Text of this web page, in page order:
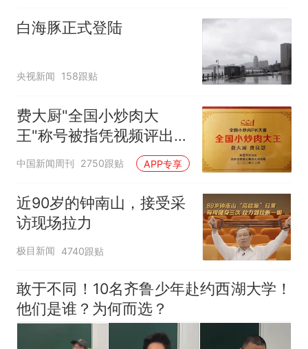
白海豚正式登陆
央视新闻 158跟贴
费大厨"全国小炒肉大
王"称号被指凭视频评出
官方回应
中国新闻周刊 2750跟贴 APP专享
近90岁的钟南山，接受采
访现场拉力
极目新闻 4740跟贴
敢于不同！10名齐鲁少年赴约西湖大学！
他们是谁？为何而选？